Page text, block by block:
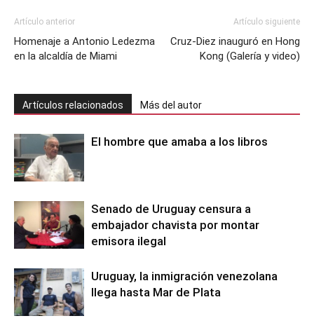
Artículo anterior
Homenaje a Antonio Ledezma
en la alcaldía de Miami
Artículo siguiente
Cruz-Diez inauguró en Hong
Kong (Galería y video)
Artículos relacionados Más del autor
El hombre que amaba a los libros
Senado de Uruguay censura a
embajador chavista por montar
emisora ilegal
Uruguay, la inmigración venezolana
llega hasta Mar de Plata